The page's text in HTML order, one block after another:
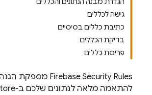
גישה לכללים
כתיבת כללים בסיסיים
בדיקת הכללים
פריסת כללים
Firebase Security Rules מספקת הגנה
להתאמה מלאה לנתונים שלכם ב-